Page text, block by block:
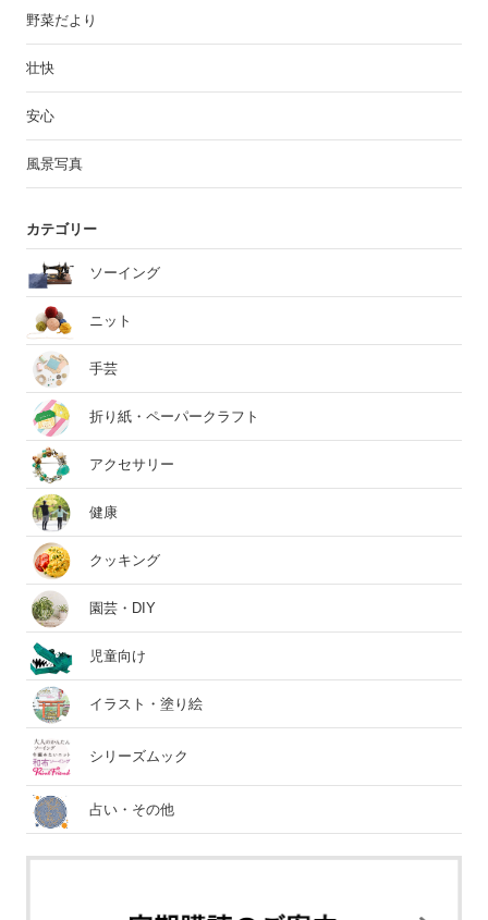
野菜だより
壮快
安心
風景写真
カテゴリー
ソーイング
ニット
手芸
折り紙・ペーパークラフト
アクセサリー
健康
クッキング
園芸・DIY
児童向け
イラスト・塗り絵
シリーズムック
占い・その他